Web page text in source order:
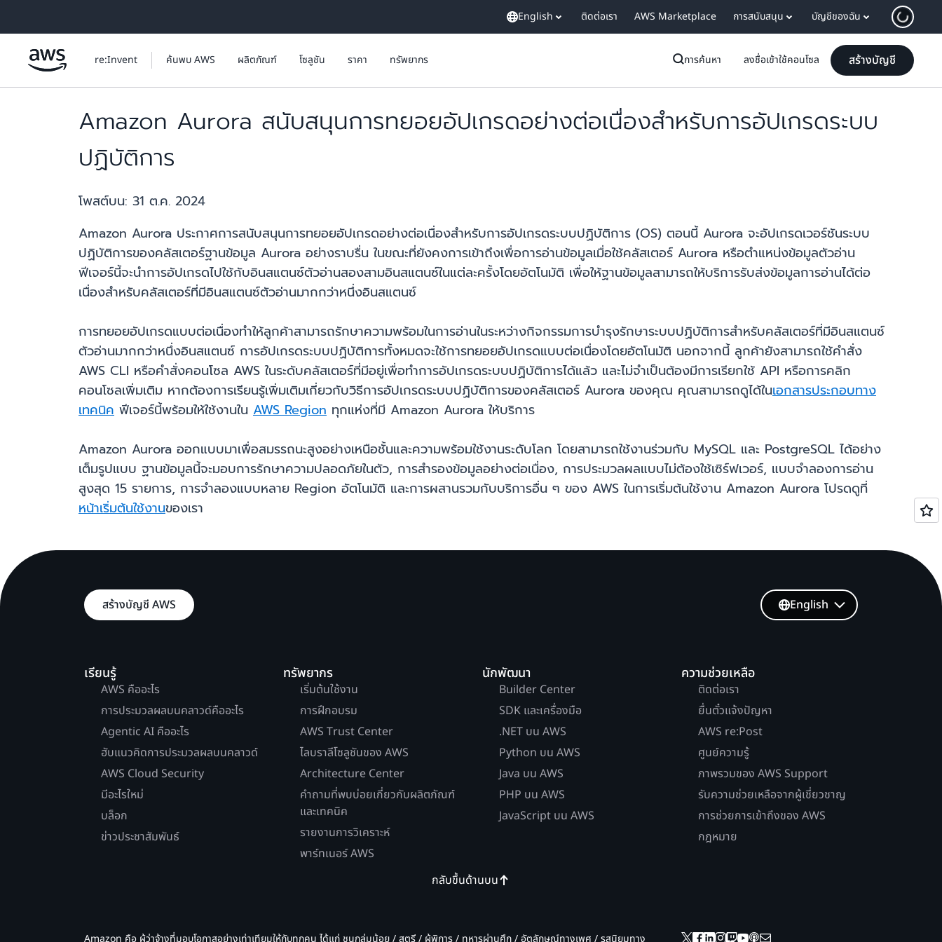
English ติดต่อเรา AWS Marketplace การสนับสนุน บัญชีของฉัน
re:Invent ค้นพบ AWS ผลิตภัณฑ์ โซลูชัน ราคา ทรัพยากร การค้นหา ลงชื่อเข้าใช้คอนโซล สร้างบัญชี
Amazon Aurora สนับสนุนการทยอยอัปเกรดอย่างต่อเนื่องสำหรับการอัปเกรดระบบ
ปฏิบัติการ
โพสต์บน: 31 ต.ค. 2024
Amazon Aurora ประกาศการสนับสนุนการทยอยอัปเกรดอย่างต่อเนื่องสำหรับการอัปเกรดระบบปฏิบัติการ (OS) ตอนนี้ Aurora จะอัปเกรดเวอร์ชันระบบ
ปฏิบัติการของคลัสเตอร์ฐานข้อมูล Aurora อย่างราบรื่น ในขณะที่ยังคงการเข้าถึงเพื่อการอ่านข้อมูลเมื่อใช้คลัสเตอร์ Aurora หรือตำแหน่งข้อมูลตัวอ่าน
ฟีเจอร์นี้จะนำการอัปเกรดไปใช้กับอินสแตนซ์ตัวอ่านสองสามอินสแตนซ์ในแต่ละครั้งโดยอัตโนมัติ เพื่อให้ฐานข้อมูลสามารถให้บริการรับส่งข้อมูลการอ่านได้ต่อ
เนื่องสำหรับคลัสเตอร์ที่มีอินสแตนซ์ตัวอ่านมากกว่าหนึ่งอินสแตนซ์
การทยอยอัปเกรดแบบต่อเนื่องทำให้ลูกค้าสามารถรักษาความพร้อมในการอ่านในระหว่างกิจกรรมการบำรุงรักษาระบบปฏิบัติการสำหรับคลัสเตอร์ที่มีอินสแตนซ์
ตัวอ่านมากกว่าหนึ่งอินสแตนซ์ การอัปเกรดระบบปฏิบัติการทั้งหมดจะใช้การทยอยอัปเกรดแบบต่อเนื่องโดยอัตโนมัติ นอกจากนี้ ลูกค้ายังสามารถใช้คำสั่ง
AWS CLI หรือคำสั่งคอนโซล AWS ในระดับคลัสเตอร์ที่มีอยู่เพื่อทำการอัปเกรดระบบปฏิบัติการได้แล้ว และไม่จำเป็นต้องมีการเรียกใช้ API หรือการคลิก
คอนโซลเพิ่มเติม หากต้องการเรียนรู้เพิ่มเติมเกี่ยวกับวิธีการอัปเกรดระบบปฏิบัติการของคลัสเตอร์ Aurora ของคุณ คุณสามารถดูได้ในเอกสารประกอบทาง
เทคนิค ฟีเจอร์นี้พร้อมให้ใช้งานใน AWS Region ทุกแห่งที่มี Amazon Aurora ให้บริการ
Amazon Aurora ออกแบบมาเพื่อสมรรถนะสูงอย่างเหนือชั้นและความพร้อมใช้งานระดับโลก โดยสามารถใช้งานร่วมกับ MySQL และ PostgreSQL ได้อย่าง
เต็มรูปแบบ ฐานข้อมูลนี้จะมอบการรักษาความปลอดภัยในตัว, การสำรองข้อมูลอย่างต่อเนื่อง, การประมวลผลแบบไม่ต้องใช้เซิร์ฟเวอร์, แบบจำลองการอ่าน
สูงสุด 15 รายการ, การจำลองแบบหลาย Region อัตโนมัติ และการผสานรวมกับบริการอื่น ๆ ของ AWS ในการเริ่มต้นใช้งาน Amazon Aurora โปรดดูที่
หน้าเริ่มต้นใช้งานของเรา
สร้างบัญชี AWS
เรียนรู้
AWS คืออะไร
การประมวลผลบนคลาวด์คืออะไร
Agentic AI คืออะไร
ฮับแนวคิดการประมวลผลบนคลาวด์
AWS Cloud Security
มีอะไรใหม่
บล็อก
ข่าวประชาสัมพันธ์
ทรัพยากร
เริ่มต้นใช้งาน
การฝึกอบรม
AWS Trust Center
ไลบราลีโซลูชันของ AWS
Architecture Center
คำถามที่พบบ่อยเกี่ยวกับผลิตภัณฑ์
และเทคนิค
รายงานการวิเคราะห์
พาร์ทเนอร์ AWS
นักพัฒนา
Builder Center
SDK และเครื่องมือ
.NET บน AWS
Python บน AWS
Java บน AWS
PHP บน AWS
JavaScript บน AWS
ความช่วยเหลือ
ติดต่อเรา
ยื่นตั๋วแจ้งปัญหา
AWS re:Post
ศูนย์ความรู้
ภาพรวมของ AWS Support
รับความช่วยเหลือจากผู้เชี่ยวชาญ
การช่วยการเข้าถึงของ AWS
กฎหมาย
English
กลับขึ้นด้านบน
Amazon คือ ผู้ว่าจ้างที่มอบโอกาสอย่างเท่าเทียมให้กับทุกคน ได้แก่ ชนกลุ่มน้อย / สตรี / ผู้พิการ / ทหารผ่านศึก / อัตลักษณ์ทางเพศ / รสนิยมทาง